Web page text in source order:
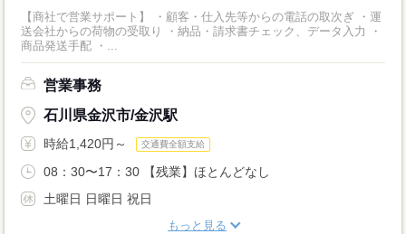
【商社で営業サポート】 ・顧客・仕入先等からの電話の取次ぎ ・運
送会社からの荷物の受取り ・納品・請求書チェック、データ入力 ・
商品発送手配 ・...
営業事務
石川県金沢市/金沢駅
時給1,420円～ 交通費全額支給
08：30〜17：30 【残業】ほとんどなし
土曜日 日曜日 祝日
もっと見る